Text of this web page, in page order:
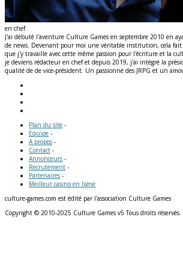
en chef
J'ai débuté l'aventure Culture Games en septembre 2010 en
de news. Devenant pour moi une véritable institution, cela
que j'y travaille avec cette même passion pour l'écriture et la
je deviens rédacteur en chef et depuis 2019, j'ai intégré la
qualité de de vice-président. Un passionné des JRPG et un
Plan du site -
Equipe -
A propos -
Contact -
Annonceurs -
Recrutement -
Partenaires -
Meilleur casino en ligne
culture-games.com est édité par l'association Culture Games
Copyright © 2010-2025 Culture Games v5 Tous droits réservés.